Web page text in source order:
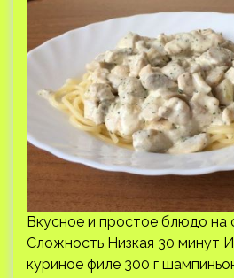
Вкусное и простое блюдо на
Сложность Низкая 30 минут
куриное филе 300 г